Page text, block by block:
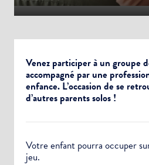
Venez participer à un groupe
accompagné par une
enfance. L’occasion de se
d’autres parents solos !
Votre enfant pourra occuper
jeu.